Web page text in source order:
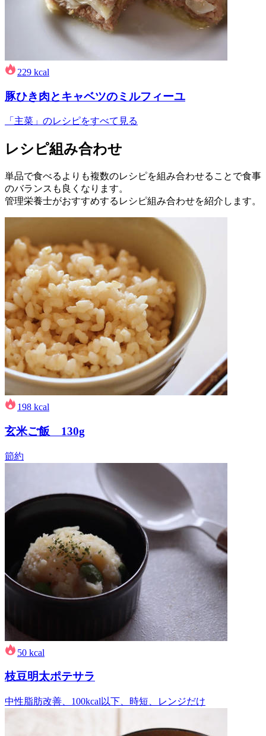
229 kcal
豚ひき肉とキャベツのミルフィーユ
「主菜」のレシピをすべて見る
レシピ組み合わせ
単品で食べるよりも複数のレシピを組み合わせることで食事
のバランスも良くなります。
管理栄養士がおすすめするレシピ組み合わせを紹介します。
198 kcal
玄米ご飯 130g
節約
50 kcal
枝豆明太ポテサラ
中性脂肪改善、100kcal以下、時短、レンジだけ